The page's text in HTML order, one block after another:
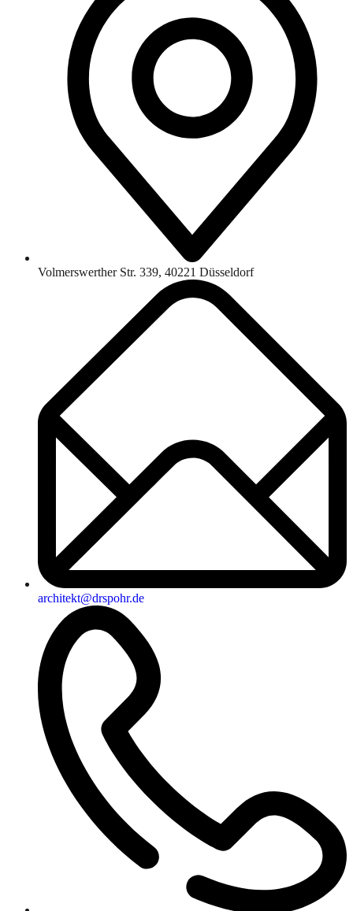
Volmerswerther Str. 339, 40221 Düsseldorf
architekt@drspohr.de